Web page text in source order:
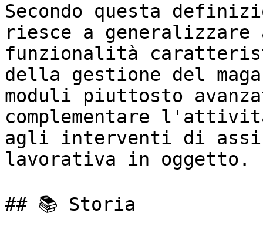
Secondo questa
riesce a
funzionalità
della gestione del
moduli piuttosto
complementare
agli interventi di
lavorativa in oggetto.
## 📚 Storia